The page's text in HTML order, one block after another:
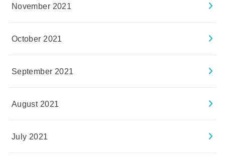
November 2021
October 2021
September 2021
August 2021
July 2021